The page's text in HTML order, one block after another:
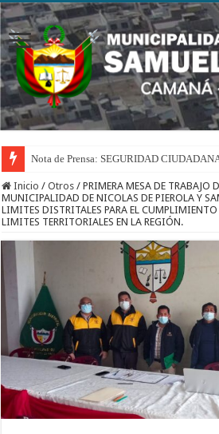
Nota de Prensa: SEGURIDAD
Inicio / Otros / PRIMERA MESA DE TRABAJO
MUNICIPALIDAD DE NICOLAS DE PIEROLA Y
LIMITES DISTRITALES PARA EL
LIMITES TERRITORIALES EN LA REGIÓN.